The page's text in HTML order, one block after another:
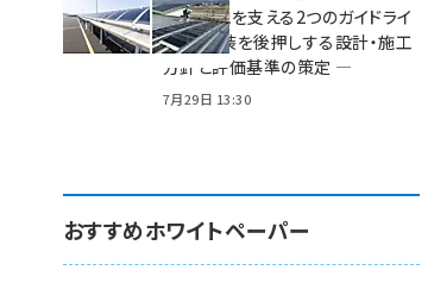
太陽電池を支える2つのガイドライ
ン ― 実装を後押しする設計・施工
方針と評価基準の策定 ―
7月29日 13:30
おすすめホワイトペーパー